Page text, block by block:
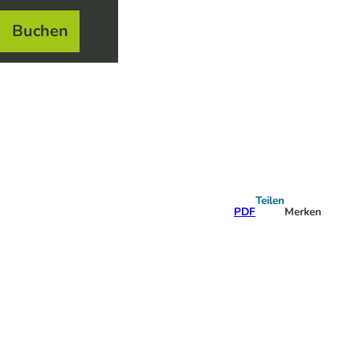
Buchen
PDF
Teilen
Merken